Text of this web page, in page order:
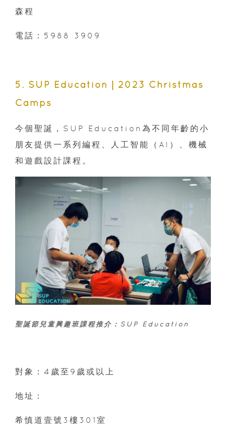
森程
電話：5988 3909
5. SUP Education｜2023 Christmas
Camps
今個聖誕，SUP Education為不同年齡的小
朋友提供一系列編程、人工智能（AI）、機械
和遊戲設計課程。
聖誕節兒童興趣班課程推介：SUP Education
對象：4歲至9歲或以上
地址：
希慎道壹號3樓301室